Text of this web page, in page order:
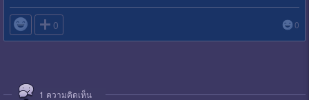
 0 0
1 ความคิดเห็น